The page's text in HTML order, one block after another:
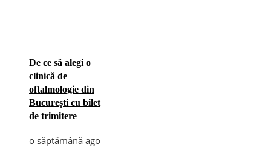
De ce să alegi o
clinică de
oftalmologie din
București cu bilet
de trimitere
o săptămână ago